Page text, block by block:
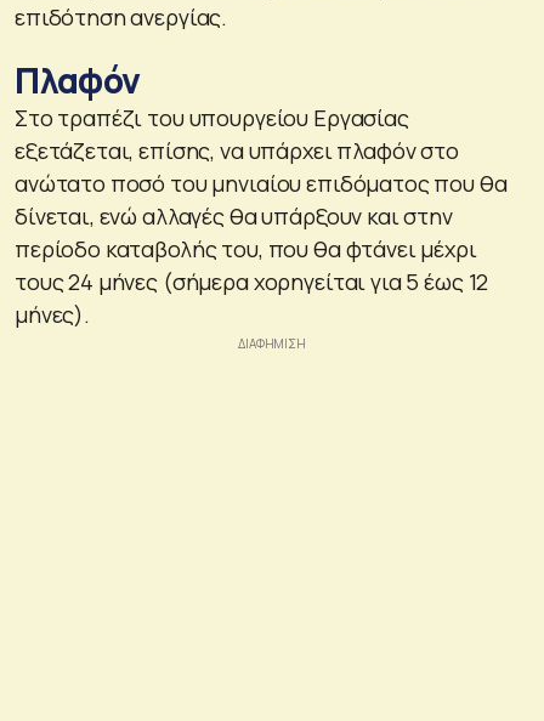
επιδότηση ανεργίας.
Πλαφόν
Στο τραπέζι του υπουργείου Εργασίας
εξετάζεται, επίσης, να υπάρχει πλαφόν στο
ανώτατο ποσό του μηνιαίου επιδόματος που θα
δίνεται, ενώ αλλαγές θα υπάρξουν και στην
περίοδο καταβολής του, που θα φτάνει μέχρι
τους 24 μήνες (σήμερα χορηγείται για 5 έως 12
μήνες).